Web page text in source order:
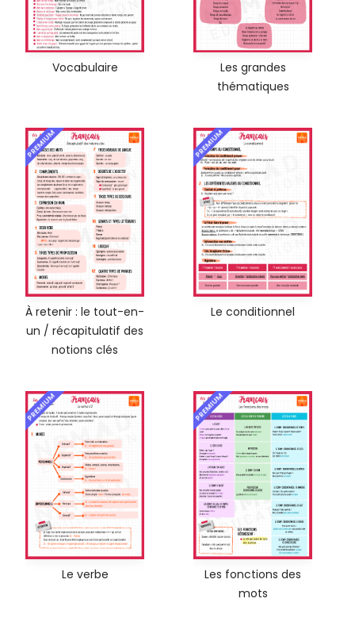
Vocabulaire
Les grandes
thématiques
PREMIUM
À retenir : le tout-en-
un / récapitulatif des
notions clés
PREMIUM
Le conditionnel
PREMIUM
Le verbe
PREMIUM
Les fonctions des
mots